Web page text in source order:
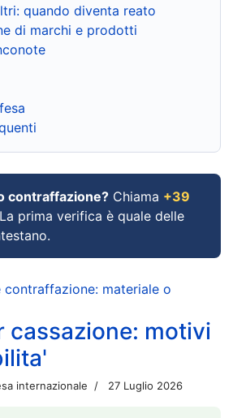
quando diventa reato
di marchi e prodotti
contraffazione? Chiama +39
prima verifica è quale delle
materiale o
cassazione: motivi
internazionale 27 Luglio 2026